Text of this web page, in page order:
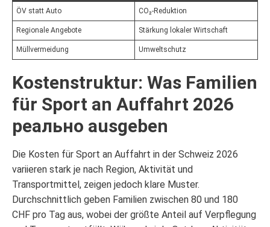
ÖV statt Auto CO₂-Reduktion
Regionale Angebote Stärkung lokaler Wirtschaft
Müllvermeidung Umweltschutz
Kostenstruktur: Was Familien
für Sport an Auffahrt 2026
реально ausgeben
Die Kosten für Sport an Auffahrt in der Schweiz 2026
variieren stark je nach Region, Aktivität und
Transportmittel, zeigen jedoch klare Muster.
Durchschnittlich geben Familien zwischen 80 und 180
CHF pro Tag aus, wobei der größte Anteil auf Verpflegung